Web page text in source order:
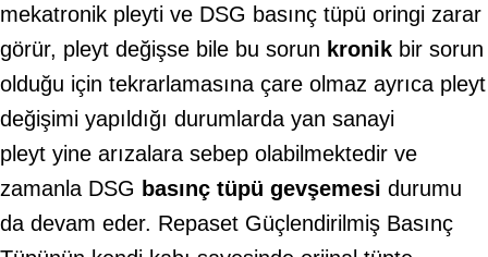
mekatronik pleyti ve DSG basınç tüpü oringi zarar
görür, pleyt değişse bile bu sorun kronik bir sorun
olduğu için tekrarlamasına çare olmaz ayrıca pleyt
değişimi yapıldığı durumlarda yan sanayi
pleyt yine arızalara sebep olabilmektedir ve
zamanla DSG basınç tüpü gevşemesi durumu
da devam eder. Repaset Güçlendirilmiş Basınç